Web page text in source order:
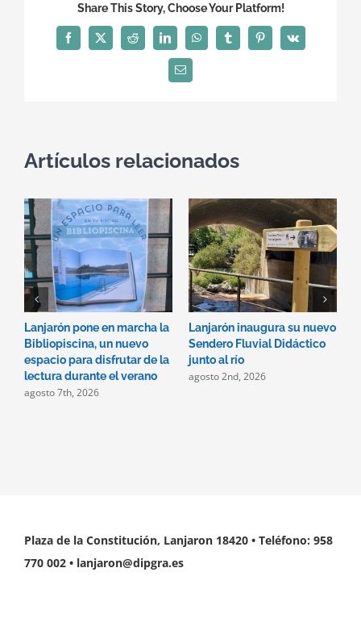
Share This Story, Choose Your Platform!
Facebook
X Reddit LinkedInWhatsAppTumblrPinterest
Vk
Correo
electrónico
Artículos relacionados
Lanjarón pone en marcha la
Bibliopiscina, un nuevo
espacio para disfrutar de la
lectura durante el verano
agosto 7th, 2026
Lanjarón inaugura su nuevo
Sendero Fluvial Didáctico
junto al río
agosto 2nd, 2026
Plaza de la Constitución, Lanjaron 18420 • Teléfono: 958
770 002 • lanjaron@dipgra.es